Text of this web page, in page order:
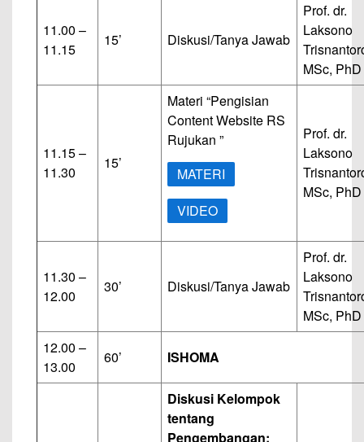
11.00 –
11.15
15’ Diskusi/Tanya Jawab
Prof. dr.
Laksono
MSc, PhD
11.15 –
11.30
15’
Materi “Pengisian
Content Website RS
Rujukan ”
MATERI
VIDEO
Prof. dr.
Laksono
MSc, PhD
11.30 –
12.00
30’ Diskusi/Tanya Jawab
Prof. dr.
Laksono
MSc, PhD
12.00 –
13.00
60’ ISHOMA
Diskusi Kelompok
tentang
Pengembangan: